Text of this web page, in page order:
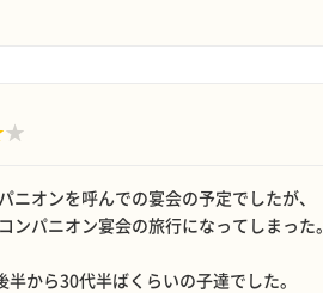
オンを呼んでの宴会の予定でしたが、
パニオン宴会の旅行になってしまった。
から30代半ばくらいの子達でした。